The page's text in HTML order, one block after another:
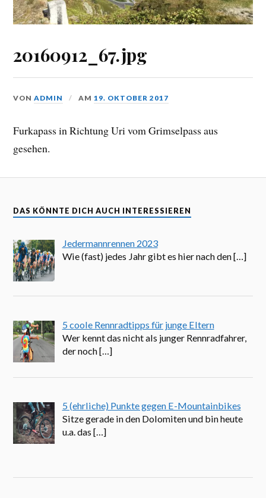
20160912_67.jpg
VONADMIN AM19. OKTOBER 2017
Furkapass in Richtung Uri vom Grimselpass aus
gesehen.
DAS KÖNNTE DICH AUCH INTERESSIEREN
Jedermannrennen 2023
Wie (fast) jedes Jahr gibt es hier nach den[…]
5 coole Rennradtipps für junge Eltern
Wer kennt das nicht als junger Rennradfahrer,
der noch[…]
5 (ehrliche) Punkte gegen E-Mountainbikes
Sitze gerade in den Dolomiten und bin heute
u.a. das […]